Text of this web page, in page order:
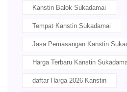
Kanstin Balok Sukadamai
Tempat Kanstin Sukadamai
Jasa Pemasangan Kanstin
Harga Terbaru Kanstin
daftar Harga 2026 Kanstin